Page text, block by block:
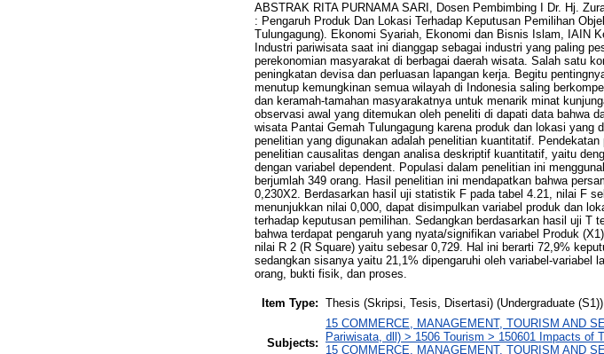
ABSTRAK RITA PURNAMA SARI, Dosen Pembimbing I Dr. Hj.
: Pengaruh Produk Dan Lokasi Terhadap Keputusan Pemilihan
Tulungagung). Ekonomi Syariah, Ekonomi dan Bisnis Islam, IAIN
Industri pariwisata saat ini dianggap sebagai industri yang paling
perekonomian masyarakat di berbagai daerah wisata. Salah satu
peningkatan devisa dan perluasan lapangan kerja. Begitu
menutup kemungkinan semua wilayah di Indonesia saling
dan keramah-tamahan masyarakatnya untuk menarik minat
observasi awal yang ditemukan oleh peneliti di dapati data bahwa
wisata Pantai Gemah Tulungagung karena produk dan lokasi
penelitian yang digunakan adalah penelitian kuantitatif.
penelitian causalitas dengan analisa deskriptif kuantitatif, yaitu
dengan variabel dependent. Populasi dalam penelitian ini
berjumlah 349 orang. Hasil penelitian ini mendapatkan bahwa
0,230X2. Berdasarkan hasil uji statistik F pada tabel 4.21, nilai F
menunjukkan nilai 0,000, dapat disimpulkan variabel produk dan
terhadap keputusan pemilihan. Sedangkan berdasarkan hasil uji T
bahwa terdapat pengaruh yang nyata/signifikan variabel Produk
nilai R 2 (R Square) yaitu sebesar 0,729. Hal ini berarti 72,9%
sedangkan sisanya yaitu 21,1% dipengaruhi oleh variabel-
orang, bukti fisik, dan proses.
Item Type: Thesis (Skripsi, Tesis, Disertasi) (Undergraduate (S1))
Subjects:
15 COMMERCE, MANAGEMENT, TOURISM AND
Pariwisata, dll) > 1506 Tourism > 150601 Impacts of
15 COMMERCE, MANAGEMENT, TOURISM AND